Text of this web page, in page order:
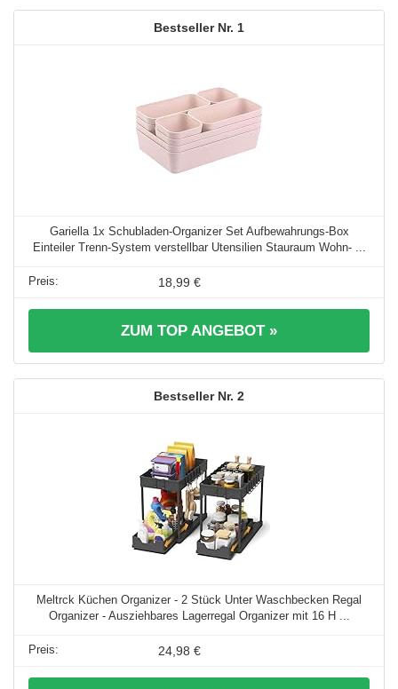
1
Gariella 1x Schubladen-Organizer Set Aufbewahrungs-Box
Einteiler Trenn-System verstellbar Utensilien Stauraum Wohn- ...
18,99 €
ZUM TOP ANGEBOT »
2
Meltrck Küchen Organizer - 2 Stück Unter Waschbecken Regal
Organizer - Ausziehbares Lagerregal Organizer mit 16 H ...
24,98 €